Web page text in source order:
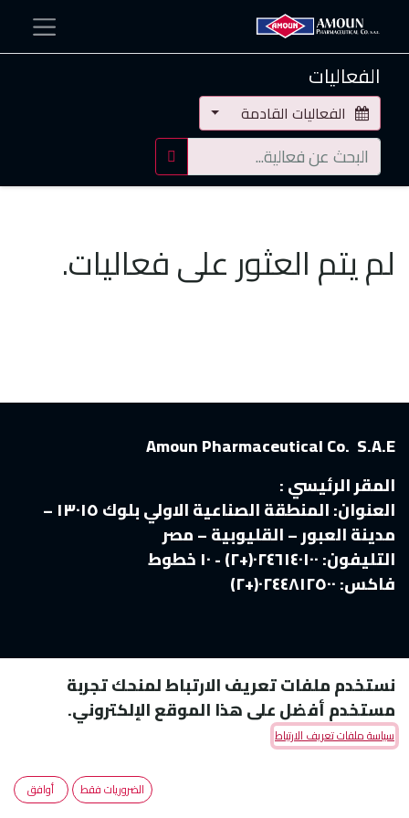
الفعاليات
الفعاليات القادمة
لم يتم العثور على فعاليات.
Amoun Pharmaceutical Co. S.A.E
المقر الرئيسي :
العنوان:
المنطقة الصناعية الاولي بلوك ١٣٠١٥ –
مدينة العبور – القليوبية – مصر
التليفون:٠٢٤٦١٤٠١٠٠(+٢) - ١٠ خطوط
فاكس:
Copyright © Amoun Pharmaceutical Co. الْعَرَبيّة
نستخدم ملفات تعريف الارتباط لمنحك تجربة
مستخدم أفضل على هذا الموقع الإلكتروني.
سياسة ملفات تعريف الارتباط
الضروريات فقط أوافق